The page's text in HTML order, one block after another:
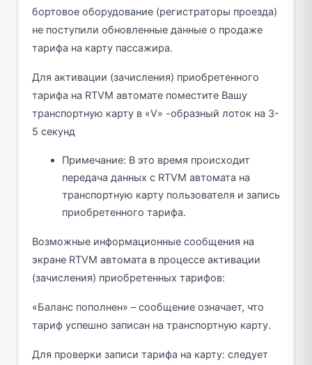
бортовое оборудование (регистраторы проезда)
не поступили обновленные данные о продаже
тарифа на карту пассажира.
Для активации (зачисления) приобретенного
тарифа на RTVM автомате поместите Вашу
транспортную карту в «V» -образный лоток на 3-
5 секунд
Примечание: В это время происходит
передача данных с RTVM автомата на
транспортную карту пользователя и запись
приобретенного тарифа.
Возможные информационные сообщения на
экране RTVM автомата в процессе активации
(зачисления) приобретенных тарифов:
«Баланс пополнен» – сообщение означает, что
тариф успешно записан на транспортную карту.
Для проверки записи тарифа на карту: следует